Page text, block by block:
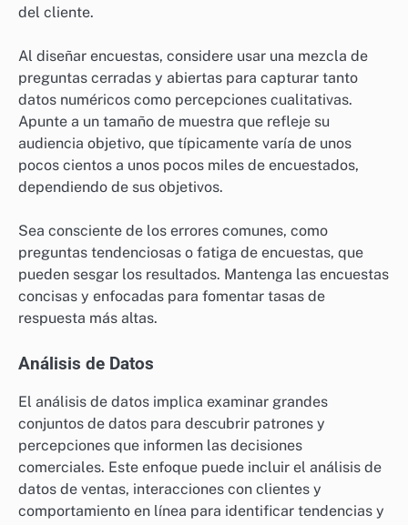
del cliente.
Al diseñar encuestas, considere usar una mezcla de
preguntas cerradas y abiertas para capturar tanto
datos numéricos como percepciones cualitativas.
Apunte a un tamaño de muestra que refleje su
audiencia objetivo, que típicamente varía de unos
pocos cientos a unos pocos miles de encuestados,
dependiendo de sus objetivos.
Sea consciente de los errores comunes, como
preguntas tendenciosas o fatiga de encuestas, que
pueden sesgar los resultados. Mantenga las encuestas
concisas y enfocadas para fomentar tasas de
respuesta más altas.
Análisis de Datos
El análisis de datos implica examinar grandes
conjuntos de datos para descubrir patrones y
percepciones que informen las decisiones
comerciales. Este enfoque puede incluir el análisis de
datos de ventas, interacciones con clientes y
comportamiento en línea para identificar tendencias y